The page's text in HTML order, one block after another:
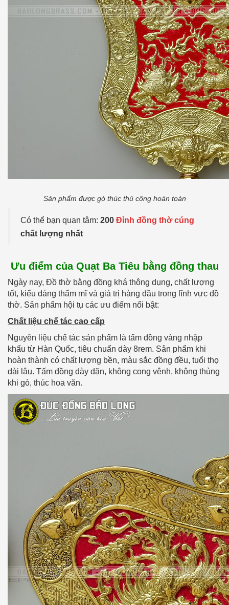
Sản phẩm được gò thúc thủ công hoàn toàn
Có thể bạn quan tâm: 200 Đỉnh đồng thờ cúng
chất lượng nhất
Ưu điểm của Quạt Ba Tiêu bằng đồng thau
Ngày nay, Đồ thờ bằng đồng khá thông dụng, chất lượng
tốt, kiểu dáng thẩm mĩ và giá trị hàng đầu trong lĩnh vực đồ
thờ. Sản phẩm hội tụ các ưu điểm nổi bật:
Chất liệu chế tác cao cấp
Nguyên liệu chế tác sản phẩm là tấm đồng vàng nhập
khẩu từ Hàn Quốc, tiêu chuẩn dày 8rem. Sản phẩm khi
hoàn thành có chất lượng bền, màu sắc đồng đều, tuổi thọ
dài lâu. Tấm đồng dày dặn, không cong vênh, không thủng
khi gò, thúc hoa văn.